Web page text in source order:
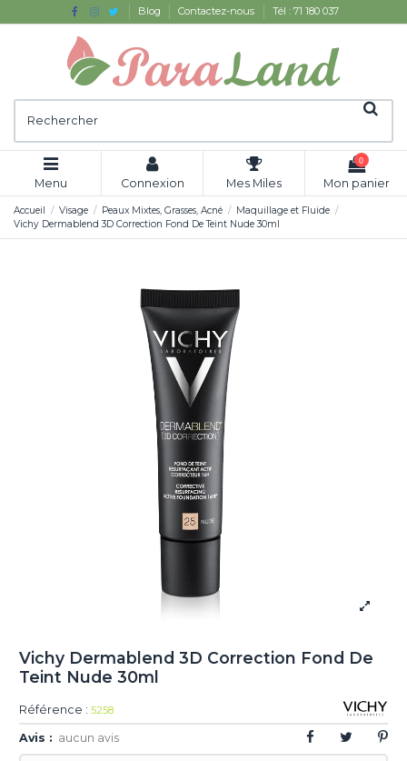
Blog Contactez-nous Tél : 71 180 037
Menu Connexion Mes Miles
0
Mon panier
Accueil Visage Peaux Mixtes, Grasses, Acné
Maquillage et Fluide
Vichy Dermablend 3D Correction Fond De Teint Nude 30ml
Vichy Dermablend 3D Correction Fond De
Teint Nude 30ml
Référence : 5258
Avis : aucun avis